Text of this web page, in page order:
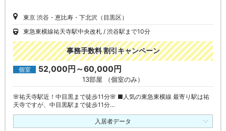
東京 渋谷・恵比寿・下北沢（目黒区）
東急東横線祐天寺駅中央改札
渋谷駅まで10分
事務手数料 割引キャンペーン
個室 52,000円～60,000円
13部屋 （個室のみ）
🌸祐天寺駅近！中目黒まで徒歩11分🌸 ■人気の東急東横線 最寄り駅は祐
天寺ですが、中目黒駅まで徒歩11分…
入居者データ